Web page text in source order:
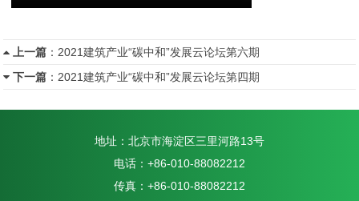
上一篇 ： 2021建筑产业“碳中和”发展云论坛第六期
下一篇 ： 2021建筑产业“碳中和”发展云论坛第四期
地址：北京市海淀区三里河路13号
电话：+86-010-88082212
传真：+86-010-88082212